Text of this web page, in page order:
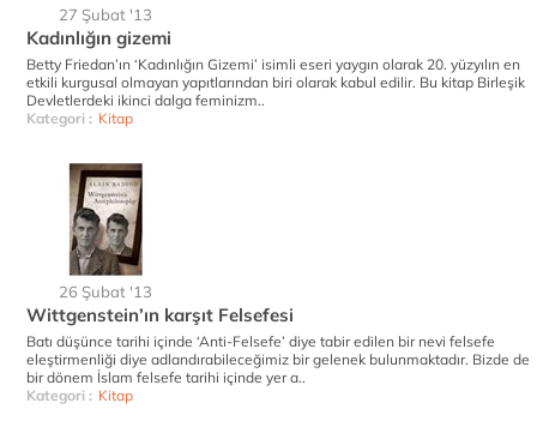
27 Şubat '13
Kadınlığın gizemi
Betty Friedan’ın ‘Kadınlığın Gizemi’ isimli eseri yaygın olarak 20. yüzyılın en
etkili kurgusal olmayan yapıtlarından biri olarak kabul edilir. Bu kitap Birleşik
Devletlerdeki ikinci dalga feminizm..
Kategori : Kitap
26 Şubat '13
Wittgenstein’ın karşıt Felsefesi
Batı düşünce tarihi içinde ‘Anti-Felsefe’ diye tabir edilen bir nevi felsefe
eleştirmenliği diye adlandırabileceğimiz bir gelenek bulunmaktadır. Bizde de
bir dönem İslam felsefe tarihi içinde yer a..
Kategori : Kitap